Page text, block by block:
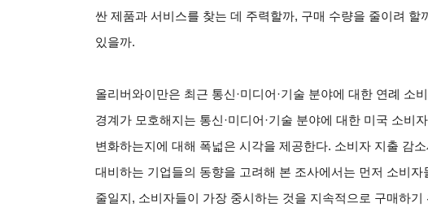
싼 제품과 서비스를 찾는 데 주력할까, 구매 수량을 줄이려 할
있을까.
올리버와이만은 최근 통신·미디어·기술 분야에 대한 연례 소
경계가 모호해지는 통신·미디어·기술 분야에 대한 미국 소비
변화하는지에 대해 폭넓은 시각을 제공한다. 소비자 지출 감
대비하는 기업들의 동향을 고려해 본 조사에서는 먼저 소비
줄일지, 소비자들이 가장 중시하는 것을 지속적으로 구매하기